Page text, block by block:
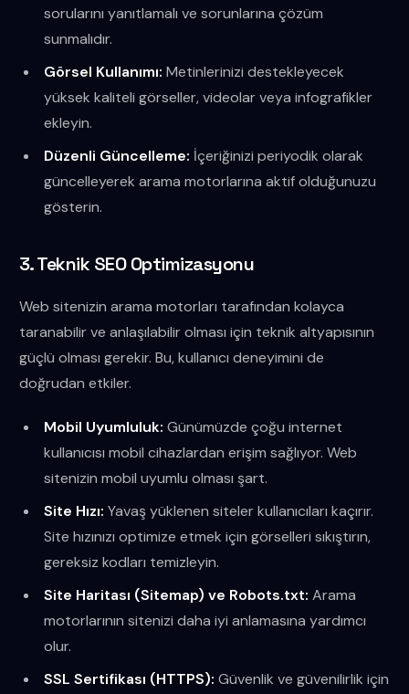
sorularını yanıtlamalı ve sorunlarına çözüm
sunmalıdır.
Görsel Kullanımı: Metinlerinizi destekleyecek
yüksek kaliteli görseller, videolar veya infografikler
ekleyin.
Düzenli Güncelleme: İçeriğinizi periyodik olarak
güncelleyerek arama motorlarına aktif olduğunuzu
gösterin.
3. Teknik SEO Optimizasyonu
Web sitenizin arama motorları tarafından kolayca
taranabilir ve anlaşılabilir olması için teknik altyapısının
güçlü olması gerekir. Bu, kullanıcı deneyimini de
doğrudan etkiler.
Mobil Uyumluluk: Günümüzde çoğu internet
kullanıcısı mobil cihazlardan erişim sağlıyor. Web
sitenizin mobil uyumlu olması şart.
Site Hızı: Yavaş yüklenen siteler kullanıcıları kaçırır.
Site hızınızı optimize etmek için görselleri sıkıştırın,
gereksiz kodları temizleyin.
Site Haritası (Sitemap) ve Robots.txt: Arama
motorlarının sitenizi daha iyi anlamasına yardımcı
olur.
SSL Sertifikası (HTTPS): Güvenlik ve güvenilirlik için